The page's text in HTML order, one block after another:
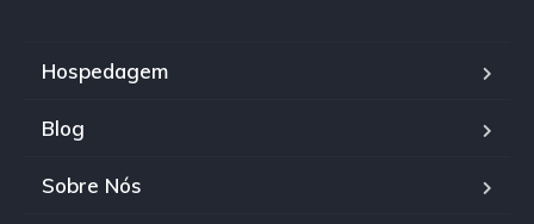
Hospedagem
Blog
Sobre Nós